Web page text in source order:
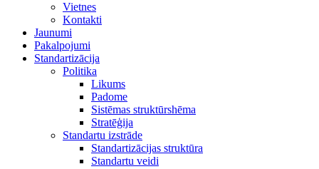
Vietnes
Kontakti
Jaunumi
Pakalpojumi
Standartizācija
Politika
Likums
Padome
Sistēmas struktūrshēma
Stratēģija
Standartu izstrāde
Standartizācijas struktūra
Standartu veidi